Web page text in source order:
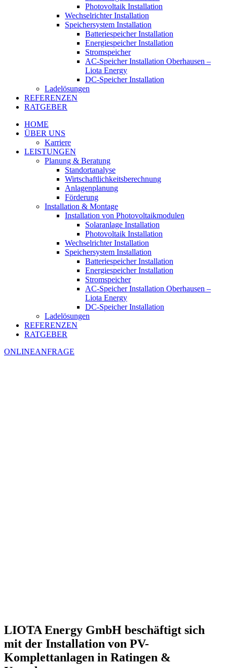
Photovoltaik Installation
Wechselrichter Installation
Speichersystem Installation
Batteriespeicher Installation
Energiespeicher Installation
Stromspeicher
AC-Speicher Installation Oberhausen –
Liota Energy
DC-Speicher Installation
Ladelösungen
REFERENZEN
RATGEBER
HOME
ÜBER UNS
Karriere
LEISTUNGEN
Planung & Beratung
Standortanalyse
Wirtschaftlichkeitsberechnung
Anlagenplanung
Förderung
Installation & Montage
Installation von Photovoltaikmodulen
Solaranlage Installation
Photovoltaik Installation
Wechselrichter Installation
Speichersystem Installation
Batteriespeicher Installation
Energiespeicher Installation
Stromspeicher
AC-Speicher Installation Oberhausen –
Liota Energy
DC-Speicher Installation
Ladelösungen
REFERENZEN
RATGEBER
ONLINEANFRAGE
LIOTA Energy GmbH beschäftigt sich
mit der Installation von PV-
Komplettanlagen in Ratingen &